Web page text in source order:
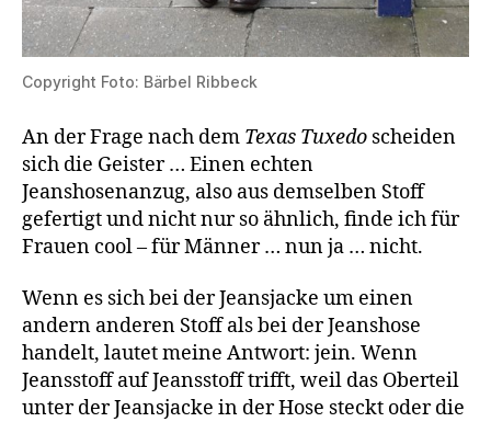
Copyright Foto: Bärbel Ribbeck
An der Frage nach dem Texas Tuxedo scheiden
sich die Geister … Einen echten
Jeanshosenanzug, also aus demselben Stoff
gefertigt und nicht nur so ähnlich, finde ich für
Frauen cool – für Männer … nun ja … nicht.
Wenn es sich bei der Jeansjacke um einen
andern anderen Stoff als bei der Jeanshose
handelt, lautet meine Antwort: jein. Wenn
Jeansstoff auf Jeansstoff trifft, weil das Oberteil
unter der Jeansjacke in der Hose steckt oder die